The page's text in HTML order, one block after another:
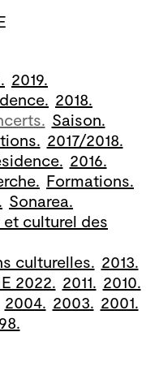
2019.
2018.
Saison.
2017/2018.
2016.
Formations.
Sonarea.
culturel des
culturelles. 2013.
2022. 2011. 2010.
2004. 2003. 2001.